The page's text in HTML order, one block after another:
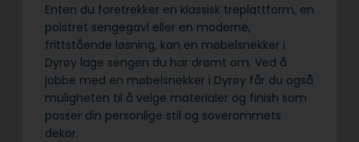
Enten du foretrekker en klassisk treplattform, en
polstret sengegavl eller en moderne,
frittstående løsning, kan en møbelsnekker i
Dyrøy lage sengen du har drømt om. Ved å
jobbe med en møbelsnekker i Dyrøy får du også
muligheten til å velge materialer og finish som
passer din personlige stil og soverommets
dekor.